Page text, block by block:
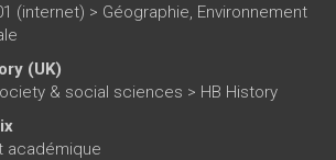
(internet) > Géographie, Environnement
(UK)
& social sciences > HB History
académique